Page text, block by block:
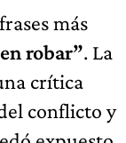
más
robar”. La
crítica
conflicto y